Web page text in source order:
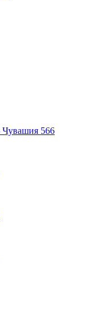
Чувашия 566